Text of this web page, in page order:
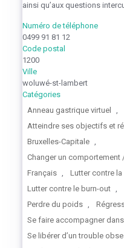
ainsi qu’aux questions
Numéro de téléphone
0499 91 81 12
Code postal
1200
Ville
woluwé-st-lambert
Catégories
Anneau gastrique virtuel
,
Atteindre ses objectifs et
Bruxelles-Capitale ,
Changer un comportement
Français , Lutter contre
Lutter contre le burn-out ,
Perdre du poids ,
Se faire accompagner
Se libérer d’un trouble